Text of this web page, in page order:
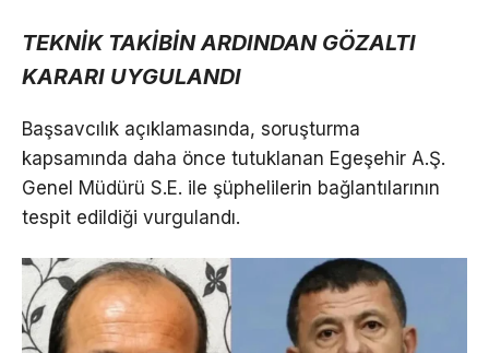
TEKNİK TAKİBİN ARDINDAN GÖZALTI
KARARI UYGULANDI
Başsavcılık açıklamasında, soruşturma
kapsamında daha önce tutuklanan Egeşehir A.Ş.
Genel Müdürü S.E. ile şüphelilerin bağlantılarının
tespit edildiği vurgulandı.